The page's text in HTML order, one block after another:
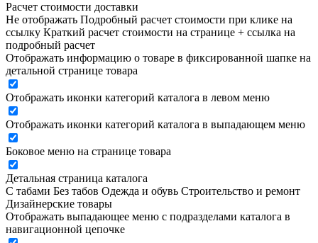
Расчет стоимости доставки
Не отображать Подробный расчет стоимости при клике на
ссылку Краткий расчет стоимости на странице + ссылка на
подробный расчет
Отображать информацию о товаре в фиксированной шапке на
детальной странице товара
Отображать иконки категорий каталога в левом меню
Отображать иконки категорий каталога в выпадающем меню
Боковое меню на странице товара
Детальная страница каталога
С табами Без табов Одежда и обувь Строительство и ремонт
Дизайнерские товары
Отображать выпадающее меню с подразделами каталога в
навигационной цепочке